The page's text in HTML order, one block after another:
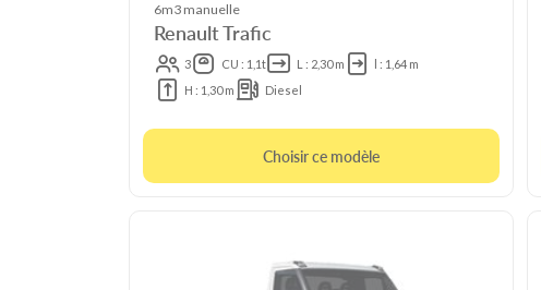
6m3 manuelle
Renault Trafic
3 CU : 1,1t L : 2,30 m
l : 1,64 m
H : 1,30 m
Diesel
Choisir ce modèle